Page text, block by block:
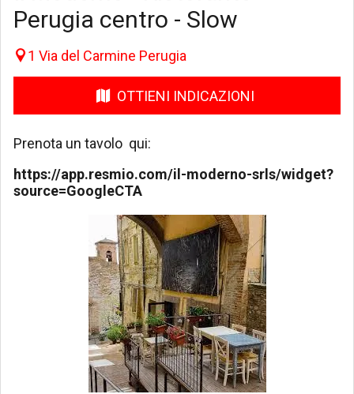
Perugia centro - Slow
1 Via del Carmine Perugia
OTTIENI INDICAZIONI
Prenota un tavolo qui:
https://app.resmio.com/il-moderno-srls/widget?
source=GoogleCTA